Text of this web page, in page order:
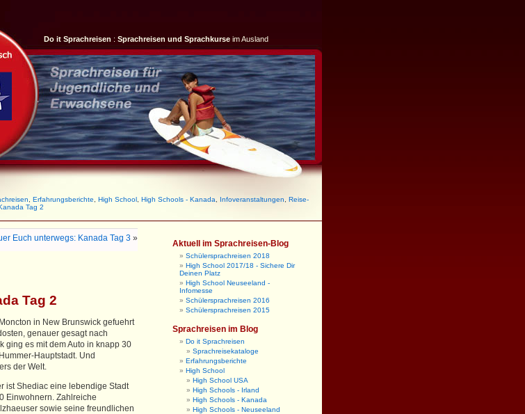
Do it Sprachreisen : Sprachreisen und Sprachkurse im Ausland
Erfahrungsberichte High School High Schools - Kanada Infoveranstaltungen
Reise-
Tag 2
Euch unterwegs: Kanada Tag 3 »
Tag 2
in New Brunswick gefuehrt
genauer gesagt nach
ging es mit dem Auto in knapp 30
Hauptstadt. Und
der Welt.
ist Shediac eine lebendige Stadt
Einwohnern. Zahlreiche
sowie seine freundlichen
Aktuell im Sprachreisen-Blog
Schülersprachreisen 2018
High School 2017/18 - Sichere Dir
Deinen Platz
High School Neuseeland -
Infomesse
Schülersprachreisen 2016
Schülersprachreisen 2015
Sprachreisen im Blog
Do it Sprachreisen
Sprachreisekataloge
Erfahrungsberichte
High School
High School USA
High Schools - Irland
High Schools - Kanada
High Schools - Neuseeland